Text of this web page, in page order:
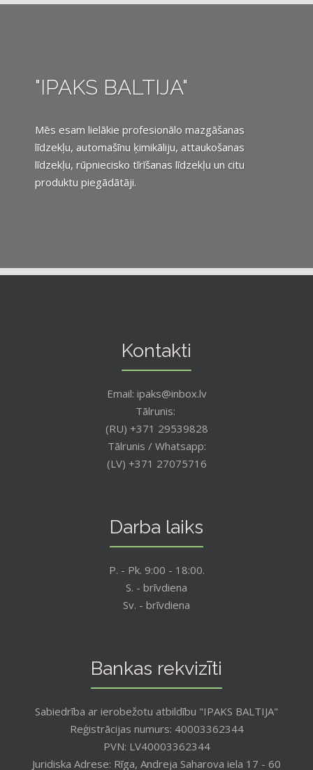
"IPAKS BALTIJA"
Mēs esam lielākie profesionālo mazgāšanas
līdzekļu, automašīnu ķimikāliju, attaukošanas
līdzekļu, rūpniecisko tīrīšanas līdzekļu un citu
produktu piegādātāji.
Kontakti
Email: ipaks@inbox.lv
Tālrunis:
(RU) +371 29539828
Tālrunis / Whatsapp:
(LV) +371 27075716
Darba laiks
P. - Pk. 9:00 - 18:00.
S. - brīvdiena
Sv. - brīvdiena
Bankas rekvizīti
Sabiedrība ar ierobežotu atbildību "IPAKS BALTIJA"
Reģistrācijas numurs: 40003362344
PVN: LV40003362344
Juridiska Adrese: Rīga, Andreja Saharova iela 17 - 60